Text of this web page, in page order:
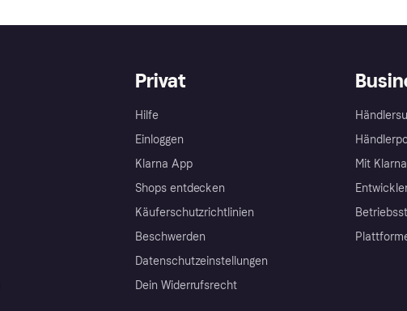
Privat
Hilfe
Einloggen
Klarna App
Shops entdecken
Käuferschutzrichtlinien
Beschwerden
Datenschutzeinstellungen
Dein Widerrufsrecht
Mit